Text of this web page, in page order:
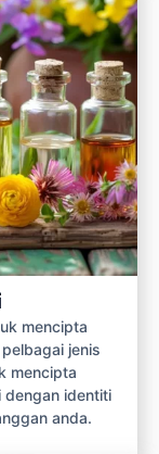
mencipta
jenis
mencipta
dengan identiti
anda.